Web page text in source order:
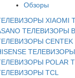
Обзоры
XIAOMI
ТЕЛЕВИЗОРЫ
CENTEK
ТЕЛЕВИЗОРЫ
POLAR
TCL